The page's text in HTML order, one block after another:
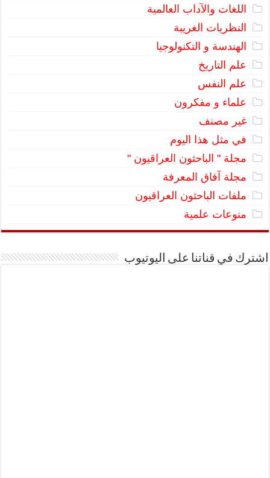
اللغات والآداب العالمية
النظريات الغريبة
الهندسة و التكنولوجيا
علم التاريخ
علم النفس
علماء و مفكرون
غير مصنف
في مثل هذا اليوم
مجلة " الباحثون العراقيون "
مجلة آفاق المعرفة
ملفات الباحثون العراقيون
منوعات علمية
اشترك في قناتنا على اليوتيوب